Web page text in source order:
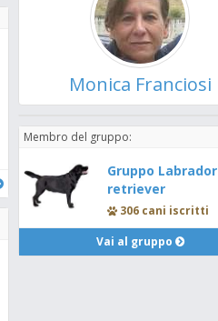
Monica Franciosi
Membro del gruppo:
Gruppo Labrador
retriever
306 cani iscritti
Vai al gruppo